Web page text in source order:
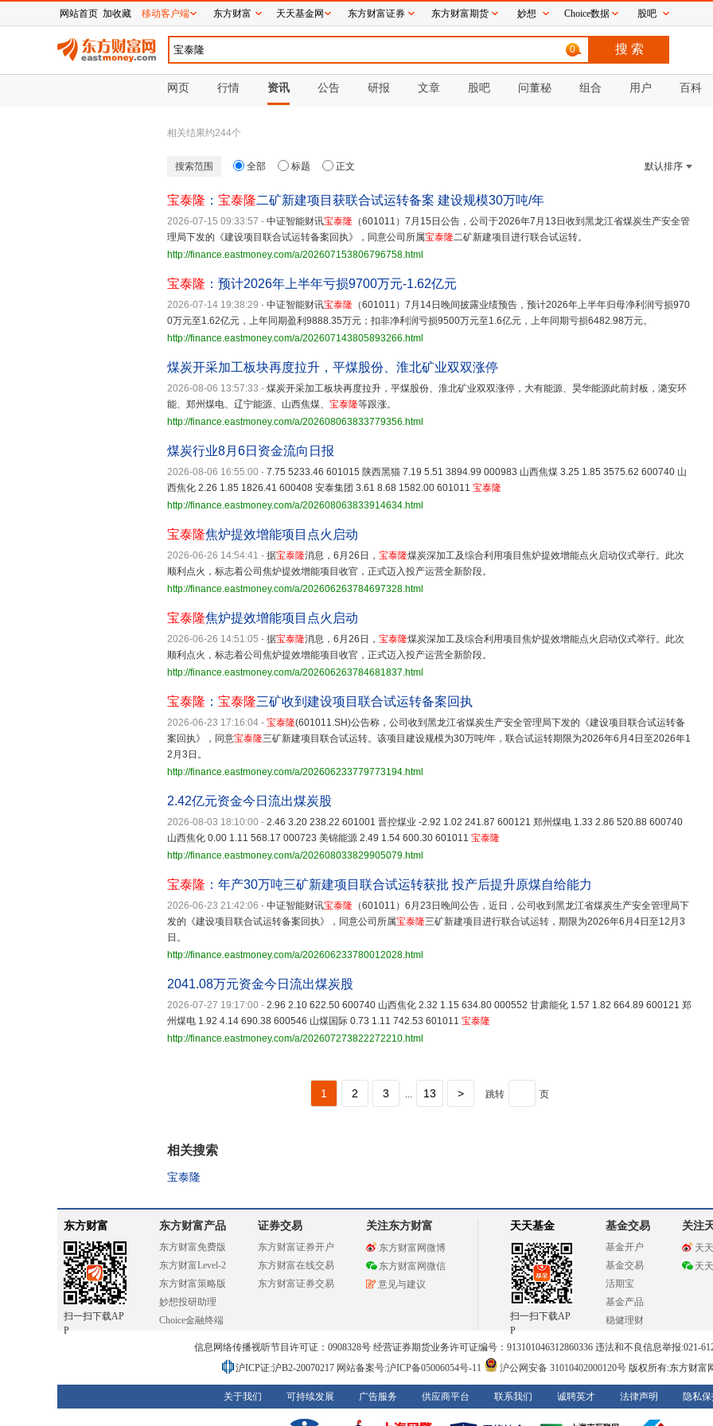
0
网页 行情 资讯 公告 研报 文章 股吧 问董秘 组合 用户 百科
相关结果约244个
搜索范围 全部 标题 正文 默认排序
宝泰隆 ： 宝泰隆二矿新建项目获联合试运转备案 建设规模30万吨/年
2026-07-15 09:33:57 - 中证智能财讯宝泰隆 （601011）7月15日公告，公司于2026年7月13日收到黑龙江省煤炭生产安全管
理局下发的《建设项目联合试运转备案回执》，同意公司所属宝泰隆二矿新建项目进行联合试运转。
http://finance.eastmoney.com/a/202607153806796758.html
宝泰隆 ：预计2026年上半年亏损9700万元-1.62亿元
2026-07-14 19:38:29 - 中证智能财讯宝泰隆 （601011）7月14日晚间披露业绩预告，预计2026年上半年归母净利润亏损970
0万元至1.62亿元，上年同期盈利9888.35万元；扣非净利润亏损9500万元至1.6亿元，上年同期亏损6482.98万元。
http://finance.eastmoney.com/a/202607143805893266.html
煤炭开采加工板块再度拉升，平煤股份、淮北矿业双双涨停
2026-08-06 13:57:33 - 煤炭开采加工板块再度拉升，平煤股份、淮北矿业双双涨停，大有能源、昊华能源此前封板，潞安环
能、郑州煤电、辽宁能源、山西焦煤、 宝泰隆等跟涨。
http://finance.eastmoney.com/a/202608063833779356.html
煤炭行业8月6日资金流向日报
2026-08-06 16:55:00 - 7.75 5233.46 601015 陕西黑猫 7.19 5.51 3894.99 000983 山西焦煤 3.25 1.85 3575.62 600740 山
西焦化 2.26 1.85 1826.41 600408 安泰集团 3.61 8.68 1582.00 601011 宝泰隆
http://finance.eastmoney.com/a/202608063833914634.html
宝泰隆焦炉提效增能项目点火启动
2026-06-26 14:54:41 - 据宝泰隆消息，6月26日， 宝泰隆煤炭深加工及综合利用项目焦炉提效增能点火启动仪式举行。此次
顺利点火，标志着公司焦炉提效增能项目收官，正式迈入投产运营全新阶段。
http://finance.eastmoney.com/a/202606263784697328.html
宝泰隆焦炉提效增能项目点火启动
2026-06-26 14:51:05 - 据宝泰隆消息，6月26日， 宝泰隆煤炭深加工及综合利用项目焦炉提效增能点火启动仪式举行。此次
顺利点火，标志着公司焦炉提效增能项目收官，正式迈入投产运营全新阶段。
http://finance.eastmoney.com/a/202606263784681837.html
宝泰隆 ： 宝泰隆三矿收到建设项目联合试运转备案回执
2026-06-23 17:16:04 - 宝泰隆(601011.SH)公告称，公司收到黑龙江省煤炭生产安全管理局下发的《建设项目联合试运转备
案回执》，同意宝泰隆三矿新建项目联合试运转。该项目建设规模为30万吨/年，联合试运转期限为2026年6月4日至2026年1
2月3日。
http://finance.eastmoney.com/a/202606233779773194.html
2.42亿元资金今日流出煤炭股
2026-08-03 18:10:00 - 2.46 3.20 238.22 601001 晋控煤业 -2.92 1.02 241.87 600121 郑州煤电 1.33 2.86 520.88 600740
山西焦化 0.00 1.11 568.17 000723 美锦能源 2.49 1.54 600.30 601011 宝泰隆
http://finance.eastmoney.com/a/202608033829905079.html
宝泰隆 ：年产30万吨三矿新建项目联合试运转获批 投产后提升原煤自给能力
2026-06-23 21:42:06 - 中证智能财讯宝泰隆 （601011）6月23日晚间公告，近日，公司收到黑龙江省煤炭生产安全管理局下
发的《建设项目联合试运转备案回执》，同意公司所属宝泰隆三矿新建项目进行联合试运转，期限为2026年6月4日至12月3
日。
http://finance.eastmoney.com/a/202606233780012028.html
2041.08万元资金今日流出煤炭股
2026-07-27 19:17:00 - 2.96 2.10 622.50 600740 山西焦化 2.32 1.15 634.80 000552 甘肃能化 1.57 1.82 664.89 600121 郑
州煤电 1.92 4.14 690.38 600546 山煤国际 0.73 1.11 742.53 601011 宝泰隆
http://finance.eastmoney.com/a/202607273822272210.html
1 2 3 ... 13 > 跳转 页
相关搜索
宝泰隆
东方财富
扫一扫下载AP
P
东方财富产品
东方财富免费版
东方财富Level-2
东方财富策略版
妙想投研助理
Choice金融终端
证券交易
东方财富证券开户
东方财富在线交易
东方财富证券交易
关注东方财富
东方财富网微博
东方财富网微信
意见与建议
天天基金
扫一扫下载AP
P
基金交易
基金开户
基金交易
活期宝
基金产品
稳健理财
关注
天
天
信息网络传播视听节目许可证：0908328号 经营证券期货业务许可证编号：913101046312860336 违法和不良信息举报:021-
沪ICP证:沪B2-20070217 网站备案号:沪ICP备05006054号-11 沪公网安备 31010402000120号版权所有:东方财富
关于我们 可持续发展 广告服务 供应商平台 联系我们 诚聘英才 法律声明 隐私保
网站首页 加收藏 移动客户端 东方财富 天天基金网 东方财富证券 东方财富期货 妙想 Choice数据 股吧